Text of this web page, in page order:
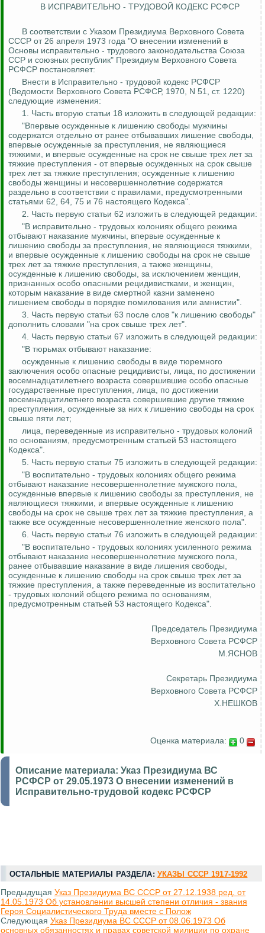
В ИСПРАВИТЕЛЬНО - ТРУДОВОЙ КОДЕКС РСФСР
В соответствии с Указом Президиума Верховного Совета
СССР от 26 апреля 1973 года "О внесении изменений в
Основы исправительно - трудового законодательства Союза
ССР и союзных республик" Президиум Верховного Совета
РСФСР постановляет:
Внести в Исправительно - трудовой кодекс РСФСР
(Ведомости Верховного Совета РСФСР, 1970, N 51, ст. 1220)
следующие изменения:
1. Часть вторую статьи 18 изложить в следующей редакции:
"Впервые осужденные к лишению свободы мужчины
содержатся отдельно от ранее отбывавших лишение свободы,
впервые осужденные за преступления, не являющиеся
тяжкими, и впервые осужденные на срок не свыше трех лет за
тяжкие преступления - от впервые осужденных на срок свыше
трех лет за тяжкие преступления; осужденные к лишению
свободы женщины и несовершеннолетние содержатся
раздельно в соответствии с правилами, предусмотренными
статьями 62, 64, 75 и 76 настоящего Кодекса".
2. Часть первую статьи 62 изложить в следующей редакции:
"В исправительно - трудовых колониях общего режима
отбывают наказание мужчины, впервые осужденные к
лишению свободы за преступления, не являющиеся тяжкими,
и впервые осужденные к лишению свободы на срок не свыше
трех лет за тяжкие преступления, а также женщины,
осужденные к лишению свободы, за исключением женщин,
признанных особо опасными рецидивистками, и женщин,
которым наказание в виде смертной казни заменено
лишением свободы в порядке помилования или амнистии".
3. Часть первую статьи 63 после слов "к лишению свободы"
дополнить словами "на срок свыше трех лет".
4. Часть первую статьи 67 изложить в следующей редакции:
"В тюрьмах отбывают наказание:
осужденные к лишению свободы в виде тюремного
заключения особо опасные рецидивисты, лица, по достижении
восемнадцатилетнего возраста совершившие особо опасные
государственные преступления, лица, по достижении
восемнадцатилетнего возраста совершившие другие тяжкие
преступления, осужденные за них к лишению свободы на срок
свыше пяти лет;
лица, переведенные из исправительно - трудовых колоний
по основаниям, предусмотренным статьей 53 настоящего
Кодекса".
5. Часть первую статьи 75 изложить в следующей редакции:
"В воспитательно - трудовых колониях общего режима
отбывают наказание несовершеннолетние мужского пола,
осужденные впервые к лишению свободы за преступления, не
являющиеся тяжкими, и впервые осужденные к лишению
свободы на срок не свыше трех лет за тяжкие преступления, а
также все осужденные несовершеннолетние женского пола".
6. Часть первую статьи 76 изложить в следующей редакции:
"В воспитательно - трудовых колониях усиленного режима
отбывают наказание несовершеннолетние мужского пола,
ранее отбывавшие наказание в виде лишения свободы,
осужденные к лишению свободы на срок свыше трех лет за
тяжкие преступления, а также переведенные из воспитательно
- трудовых колоний общего режима по основаниям,
предусмотренным статьей 53 настоящего Кодекса".
Председатель Президиума
Верховного Совета РСФСР
М.ЯСНОВ
Секретарь Президиума
Верховного Совета РСФСР
Х.НЕШКОВ
Оценка материала: 0
Описание материала: Указ Президиума ВС
РСФСР от 29.05.1973 О внесении изменений в
Исправительно-трудовой кодекс РСФСР
ОСТАЛЬНЫЕ МАТЕРИАЛЫ РАЗДЕЛА: УКАЗЫ СССР 1917-1992
Предыдущая Указ Президиума ВС СССР от 27.12.1938 ред. от
14.05.1973 Об установлении высшей степени отличия - звания
Героя Социалистического Труда вместе с Полож
Следующая Указ Президиума ВС СССР от 08.06.1973 Об
основных обязанностях и правах советской милиции по охране